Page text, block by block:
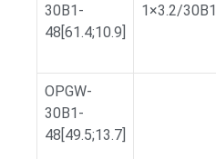
30B1-
48[61.4;10.9]
1×3.2/30B1
OPGW-
30B1-
48[49.5;13.7]